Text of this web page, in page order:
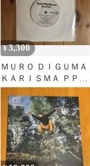
¥3,300
ＭＵＲＯ ＤＩＧＵＭＡ
ＫＡＲＩＳＭＡ ＰＰＲ
０２２ レコード